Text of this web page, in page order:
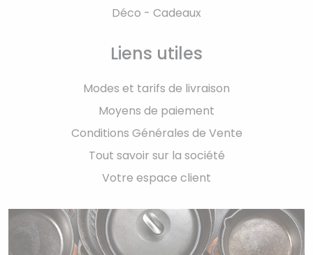
Déco - Cadeaux
Liens utiles
Modes et tarifs de livraison
Moyens de paiement
Conditions Générales de Vente
Tout savoir sur la société
Votre espace client